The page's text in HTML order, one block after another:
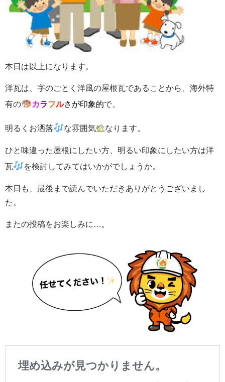
本日は以上になります。
洋瓦は、字のごとく洋風の屋根瓦であることから、海外特
有の
カラフルさが印象的で、
明るくお洒落 な雰囲気 なります。
ひと味違った屋根にしたい方、明るい印象にしたい方は洋
瓦
を検討してみてはいかがでしょうか。
本日も、最後まで読んでいただきありがとうございまし
た。
またの投稿をお楽しみに…。